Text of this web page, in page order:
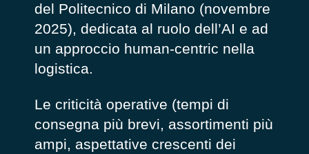
del Politecnico di Milano (novembre
2025), dedicata al ruolo dell’AI e ad
un approccio human-centric nella
logistica.
Le criticità operative (tempi di
consegna più brevi, assortimenti più
ampi, aspettative crescenti dei